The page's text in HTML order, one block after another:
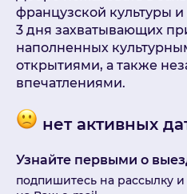
французской культуры
3 дня захватывающих
наполненных
открытиями, а также
впечатлениями.
нет активных
Узнайте первыми о
подпишитесь на рассылку